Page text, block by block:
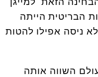
הבריטית הייתה
ניסה אפילו להטות
השווה אותה